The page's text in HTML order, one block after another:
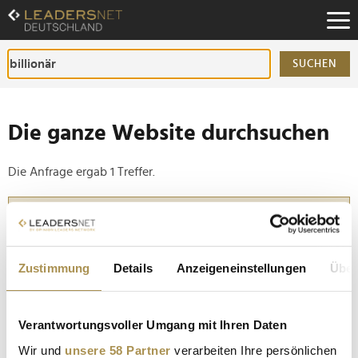
Zustimmung Details Anzeigeneinstellungen
Verantwortungsvoller Umgang mit Ihren Daten
Wir und unsere 58 Partner verarbeiten Ihre persönlichen
Zum
Inhalt
Zur
Fußzeilen-
Navigation
SUCHEN
Die ganze Website durchsuchen
Die Anfrage ergab 1 Treffer.
Tipp
Seiten suchen, die genau diese Wortgruppe enthalten:
Setzen Sie die gesuchten Wörter zwischen
notwendige Technologie, um multiplanetar zu